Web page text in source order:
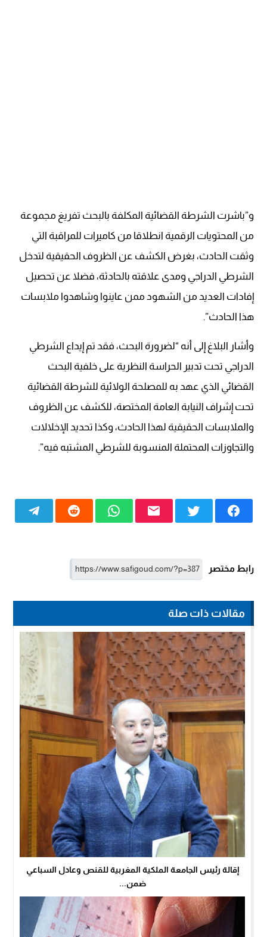
و”باشرت الشرطة القضائية المكلفة بالبحث تفريغ مجموعة
من المحتويات الرقمية انطلاقا من كاميرات للمراقبة التي
وثقت الحادث، بغرض الكشف عن الظروف الحقيقية لتدخل
الشرطي الدراجي ومدى علاقته بالحادثة، فضلا عن تحصيل
إفادات العديد من الشهود ممن عاينوا وشاهدوا ملابسات
هذا الحادث”.
وأشار البلاغ إلى أنه “لضرورة البحث، فقد تم إيداع الشرطي
الدراجي تحت تدبير الحراسة النظرية على خلفية البحث
القضائي الذي عهد به للمصلحة الولائية للشرطة القضائية
تحت إشراف النيابة العامة المختصة، للكشف عن الظروف
والملابسات الحقيقية لهذا الحادث، وكذا تحديد الإخلالات
والتجاوزات المحتملة المنسوبة للشرطي المشتبه فيه”.
رابط مختصر
مقالات ذات صلة
إقالة رئيس الجامعة الملكية المغربية للقنص وعادل السباعي
ضمن...